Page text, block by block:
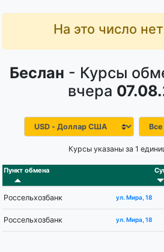
На это число
Беслан - Курсы
вчера
Курсы указаны за 1
Пункт обмена
Россельхозбанк ул. Мира, 18
Россельхозбанк ул. Мира, 18